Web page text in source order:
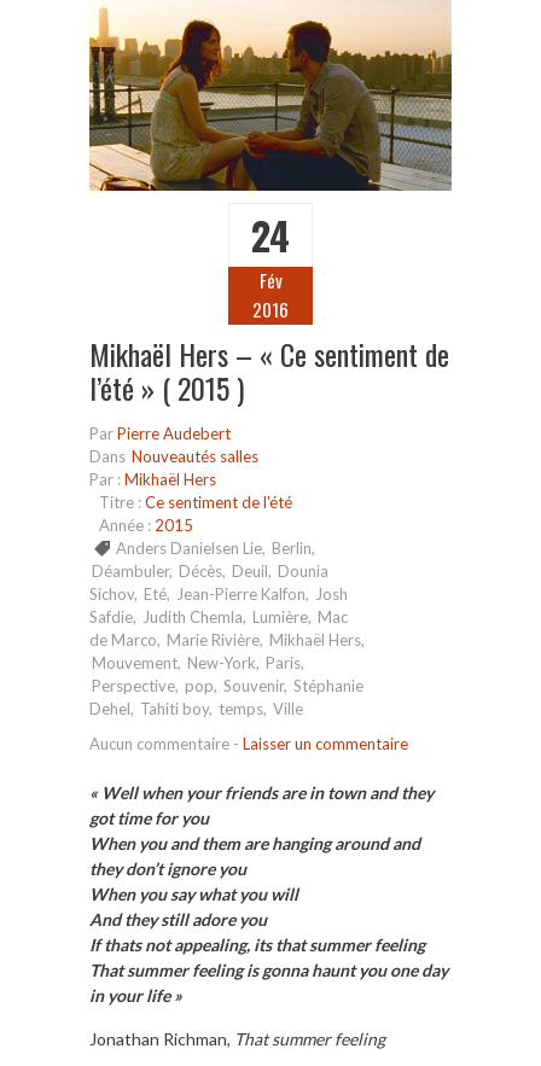
24
Fév
2016
Mikhaël Hers – « Ce sentiment de
l’été » ( 2015 )
ParPierre Audebert
Dans Nouveautés salles
Par :Mikhaël Hers
Titre :Ce sentiment de l'été
Année : 2015
Anders Danielsen Lie, Berlin,
Déambuler, Décès, Deuil, Dounia
Sichov, Eté, Jean-Pierre Kalfon, Josh
Safdie, Judith Chemla, Lumière, Mac
de Marco, Marie Rivière, Mikhaël Hers,
Mouvement, New-York, Paris,
Perspective, pop, Souvenir, Stéphanie
Dehel, Tahiti boy, temps, Ville
Aucun commentaire - Laisser un commentaire
« Well when your friends are in town and they
got time for you
When you and them are hanging around and
they don’t ignore you
When you say what you will
And they still adore you
If thats not appealing, its that summer feeling
That summer feeling is gonna haunt you one day
in your life »
Jonathan Richman, That summer feeling